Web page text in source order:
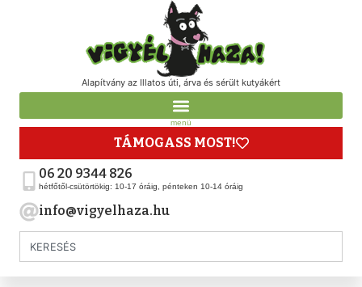
Alapítvány az Illatos úti, árva és sérült kutyákért
menü
TÁMOGASS MOST!
06 20 9344 826
hétfőtől-csütörtökig: 10-17 óráig, pénteken 10-14 óráig
info@vigyelhaza.hu